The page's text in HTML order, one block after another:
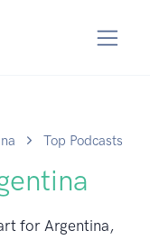
Top Podcasts
for Argentina,